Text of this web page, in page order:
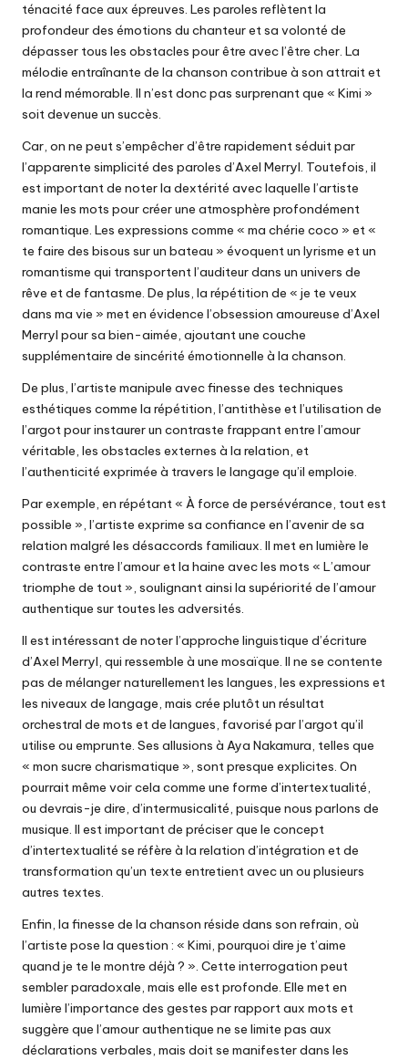
ténacité face aux épreuves. Les paroles reflètent la
profondeur des émotions du chanteur et sa volonté de
dépasser tous les obstacles pour être avec l’être cher. La
mélodie entraînante de la chanson contribue à son attrait et
la rend mémorable. Il n’est donc pas surprenant que « Kimi »
soit devenue un succès.
Car, on ne peut s’empêcher d’être rapidement séduit par
l’apparente simplicité des paroles d’Axel Merryl. Toutefois, il
est important de noter la dextérité avec laquelle l’artiste
manie les mots pour créer une atmosphère profondément
romantique. Les expressions comme « ma chérie coco » et «
te faire des bisous sur un bateau » évoquent un lyrisme et un
romantisme qui transportent l’auditeur dans un univers de
rêve et de fantasme. De plus, la répétition de « je te veux
dans ma vie » met en évidence l’obsession amoureuse d’Axel
Merryl pour sa bien-aimée, ajoutant une couche
supplémentaire de sincérité émotionnelle à la chanson.
De plus, l’artiste manipule avec finesse des techniques
esthétiques comme la répétition, l’antithèse et l’utilisation de
l’argot pour instaurer un contraste frappant entre l’amour
véritable, les obstacles externes à la relation, et
l’authenticité exprimée à travers le langage qu’il emploie.
Par exemple, en répétant « À force de persévérance, tout est
possible », l’artiste exprime sa confiance en l’avenir de sa
relation malgré les désaccords familiaux. Il met en lumière le
contraste entre l’amour et la haine avec les mots « L’amour
triomphe de tout », soulignant ainsi la supériorité de l’amour
authentique sur toutes les adversités.
Il est intéressant de noter l’approche linguistique d’écriture
d’Axel Merryl, qui ressemble à une mosaïque. Il ne se contente
pas de mélanger naturellement les langues, les expressions et
les niveaux de langage, mais crée plutôt un résultat
orchestral de mots et de langues, favorisé par l’argot qu’il
utilise ou emprunte. Ses allusions à Aya Nakamura, telles que
« mon sucre charismatique », sont presque explicites. On
pourrait même voir cela comme une forme d’intertextualité,
ou devrais-je dire, d’intermusicalité, puisque nous parlons de
musique. Il est important de préciser que le concept
d’intertextualité se réfère à la relation d’intégration et de
transformation qu’un texte entretient avec un ou plusieurs
autres textes.
Enfin, la finesse de la chanson réside dans son refrain, où
l’artiste pose la question : « Kimi, pourquoi dire je t’aime
quand je te le montre déjà ? ». Cette interrogation peut
sembler paradoxale, mais elle est profonde. Elle met en
lumière l’importance des gestes par rapport aux mots et
suggère que l’amour authentique ne se limite pas aux
déclarations verbales, mais doit se manifester dans les